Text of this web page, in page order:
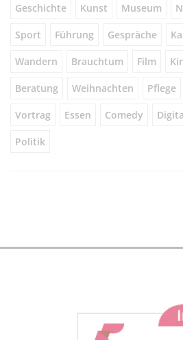
Geschichte Kunst Museum
Sport Führung Gespräche
Wandern Brauchtum Film
Beratung Weihnachten Pflege
Vortrag Essen Comedy
Politik